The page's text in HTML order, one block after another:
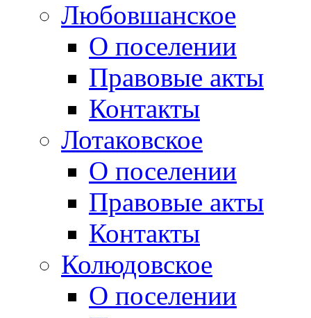
Любовшанское
О поселении
Правовые акты
Контакты
Лотаковское
О поселении
Правовые акты
Контакты
Колюдовское
О поселении